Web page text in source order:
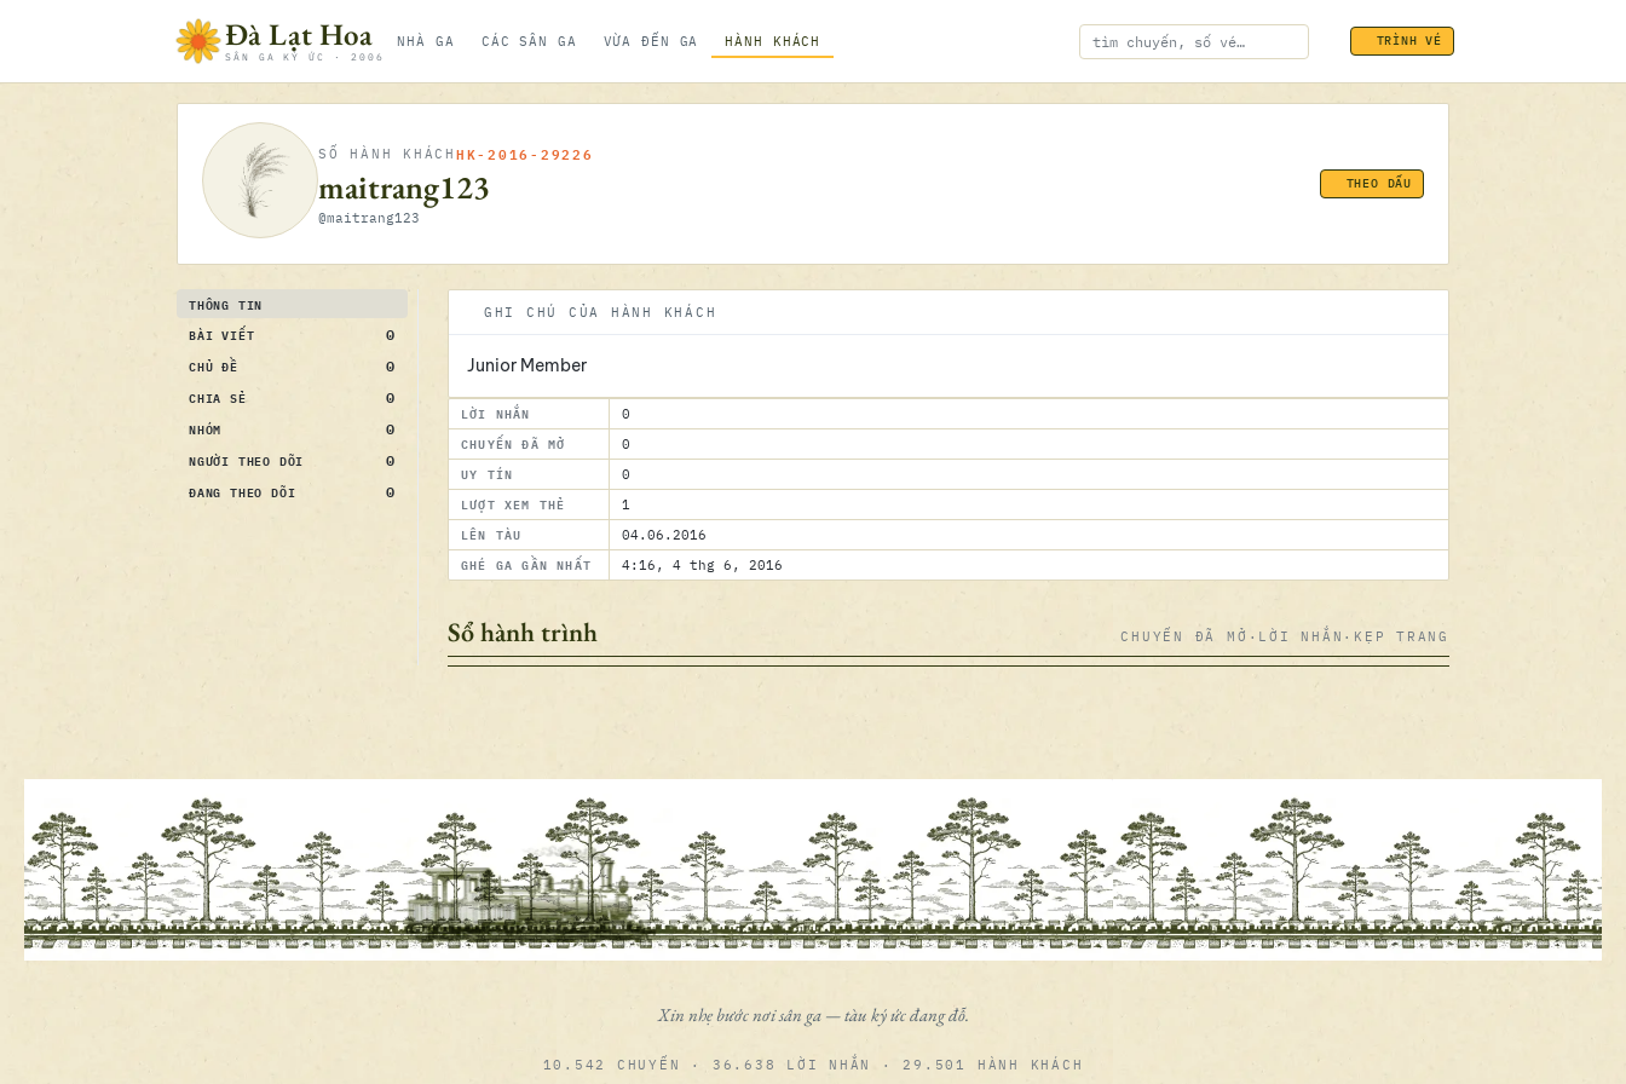
Đà Lạt Hoa
SÂN GA KÝ ỨC · 2006
NHÀ GA CÁC SÂN GA VỪA ĐẾN GA HÀNH KHÁCH TRÌNH VÉ
SỐ HÀNH KHÁCH HK-2016-29226
maitrang123
@maitrang123
THEO DẤU
THÔNG TIN
BÀI VIẾT
0
CHỦ ĐỀ 0
CHIA SẺ 0
NHÓM 0
NGƯỜI THEO DÕI 0
ĐANG THEO DÕI 0
GHI CHÚ CỦA HÀNH KHÁCH
Junior Member
LỜI NHẮN 0
CHUYẾN ĐÃ MỞ 0
UY TÍN 0
LƯỢT XEM THẺ 1
LÊN TÀU 04.06.2016
GHÉ GA GẦN NHẤT 4:16, 4 thg 6, 2016
Sổ hành trình CHUYẾN ĐÃ MỞ · LỜI NHẮN · KẸP TRANG
Xin nhẹ bước nơi sân ga — tàu ký ức đang đỗ.
10.542 CHUYẾN · 36.638 LỜI NHẮN · 29.501 HÀNH KHÁCH